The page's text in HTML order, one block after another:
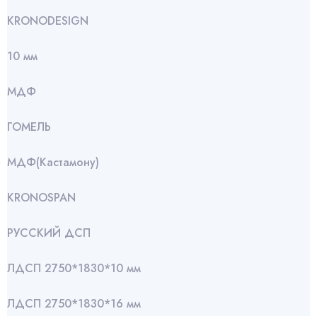
KRONODESIGN
10 мм
МДФ
ГОМЕЛЬ
МДФ(Кастамону)
KRONOSPAN
РУССКИЙ ДСП
ЛДСП 2750*1830*10 мм
ЛДСП 2750*1830*16 мм